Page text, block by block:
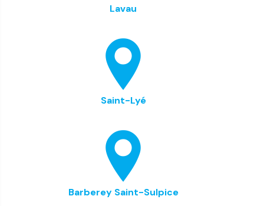
Lavau
Saint-Lyé
Barberey Saint-Sulpice